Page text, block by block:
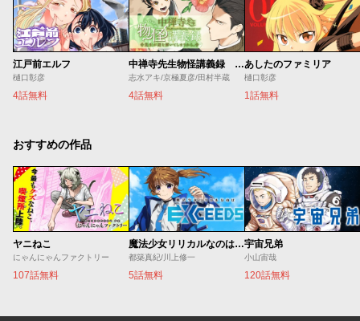
江戸前エルフ
樋口彰彦
4話無料
中禅寺先生物怪講義録 先生が謎を解いてしまうから。
志水アキ/京極夏彦/田村半蔵
4話無料
あしたのファミリア
樋口彰彦
1話無料
おすすめの作品
ヤニねこ
にゃんにゃんファクトリー
107話無料
魔法少女リリカルなのは EXCEEDS
都築真紀/川上修一
5話無料
宇宙兄弟
小山宙哉
120話無料